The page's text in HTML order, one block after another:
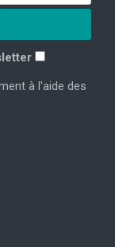
à l'aide des